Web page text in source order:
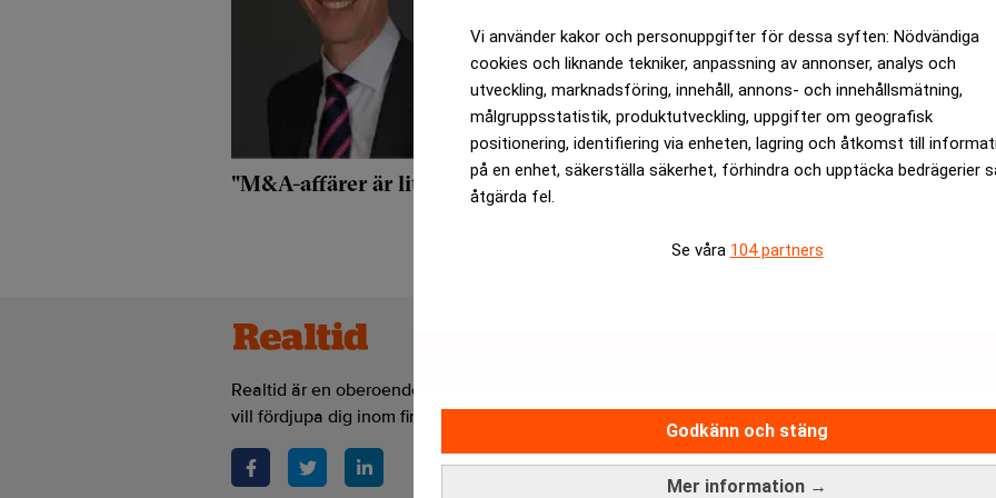
Vi använder kakor och personuppgifter för dessa syften: Nödvändiga
cookies och liknande tekniker, anpassning av annonser, analys och
utveckling, marknadsföring, innehåll, annons- och innehållsmätning,
målgruppsstatistik, produktutveckling, uppgifter om geografisk
positionering, identifiering via enheten, lagring och åtkomst till
på en enhet, säkerställa säkerhet, förhindra och upptäcka bedrägerier
åtgärda fel.
Se våra 104 partners
Mer information →
Godkänn och stäng
"M&A-affärer är lite som att åka på träningsläger"
Realtid är en oberoende och kostnadsfri nyhetskanal för dig som
vill fördjupa dig inom finans- och näringslivsnyheter.
Relevance AI-policy
Annonsera på Realtid
Pressmeddelanden
Kontakta oss